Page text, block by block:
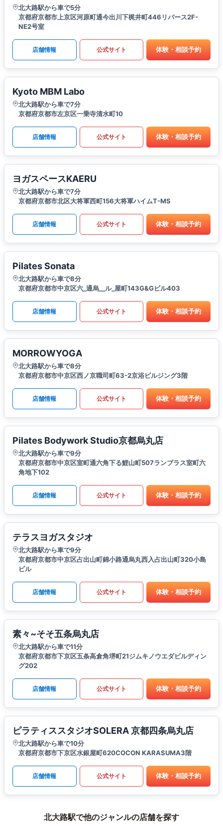
北大路駅から車で5分
京都府京都市上京区河原町通今出川下梶井町446リバース2F-
NE2号室
店舗情報 公式サイト 体験・相談予約
Kyoto MBM Labo
北大路駅から車で7分
京都府京都市左京区一乗寺清水町10
店舗情報 公式サイト 体験・相談予約
ヨガスペースKAERU
北大路駅から車で7分
京都府京都市北区大将軍西町156大将軍ハイムT-MS
店舗情報 公式サイト 体験・相談予約
Pilates Sonata
北大路駅から車で8分
京都府京都市中京区六_通烏__ル_屋町143G&Gビル403
店舗情報 公式サイト 体験・相談予約
MORROWYOGA
北大路駅から車で8分
京都府京都市中京区西ノ京職司町63-2京浴ビルジング3階
店舗情報 公式サイト 体験・相談予約
Pilates Bodywork Studio京都烏丸店
北大路駅から車で9分
京都府京都市中京区室町通六角下る鯉山町507ランブラス室町六
角地下102
店舗情報 公式サイト 体験・相談予約
テラスヨガスタジオ
北大路駅から車で9分
京都府京都市中京区占出山町錦小路通烏丸西入占出山町320小島
ビル
店舗情報 公式サイト 体験・相談予約
素々~そそ五条烏丸店
北大路駅から車で11分
京都府京都市下京区五条高倉角堺町21ジムキノウエダビルディン
グ202
店舗情報 公式サイト 体験・相談予約
ピラティススタジオSOLERA 京都四条烏丸店
北大路駅から車で10分
京都府京都市下京区水銀屋町620COCON KARASUMA3階
店舗情報 公式サイト 体験・相談予約
北大路駅で他のジャンルの店舗を探す